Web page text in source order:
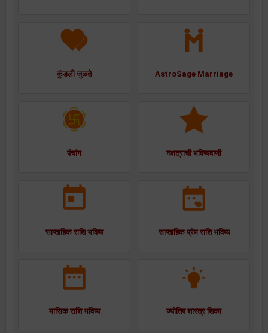
कुंडली जुळते AstroSage Marriage
पंचांग नक्षत्राची भविष्यवाणी
साप्ताहिक राशि भविष्य साप्ताहिक प्रेम राशि भविष्य
मासिक राशि भविष्य ज्योतिष शास्त्र शिका